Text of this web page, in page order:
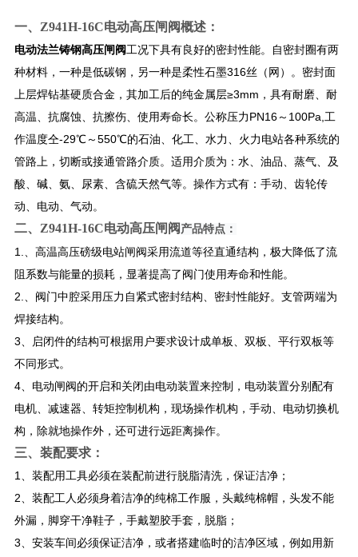
一、 Z941H-16C电动高压闸阀概述：
电动法兰铸钢高压闸阀工况下具有良好的密封性能。自密封圈有两
种材料，一种是低碳钢，另一种是柔性石墨316丝（网）。密封面
上层焊钻基硬质合金，其加工后的纯金属层≥3mm，具有耐磨、耐
高温、抗腐蚀、抗擦伤、使用寿命长。公称压力PN16～100Pa,工
作温度仝-29℃～550℃的石油、化工、水力、火力电站各种系统的
管路上，切断或接通管路介质。适用介质为：水、油品、蒸气、及
酸、碱、氨、尿素、含硫天然气等。操作方式有：手动、齿轮传
动、电动、气动。
二、 Z941H-16C电动高压闸阀 产品特点：
1.、高温高压磅级电站闸阀采用流道等径直通结构，极大降低了流
阻系数与能量的损耗，显著提高了阀门使用寿命和性能。
2.、阀门中腔采用压力自紧式密封结构、密封性能好。支管两端为
焊接结构。
3、启闭件的结构可根据用户要求设计成单板、双板、平行双板等
不同形式。
4、电动闸阀的开启和关闭由电动装置来控制，电动装置分别配有
电机、减速器、转矩控制机构，现场操作机构，手动、电动切换机
构，除就地操作外，还可进行远距离操作。
三、 装配要求：
1、装配用工具必须在装配前进行脱脂清洗，保证洁净；
2、装配工人必须身着洁净的纯棉工作服，头戴纯棉帽，头发不能
外漏，脚穿干净鞋子，手戴塑胶手套，脱脂；
3、安装车间必须保证洁净，或者搭建临时的洁净区域，例如用新